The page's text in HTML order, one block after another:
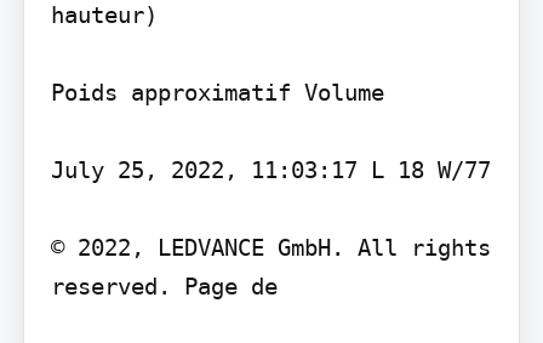
hauteur)
Poids approximatif Volume
July 25, 2022, 11:03:17 L 18 W/77
© 2022, LEDVANCE GmbH. All rights
reserved. Page de